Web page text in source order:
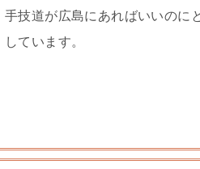
手技道が広島にあればいいのに
しています。